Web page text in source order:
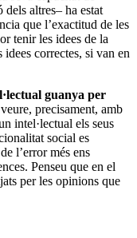
altres– ha estat
que l’exactitud de les
tenir les idees de la
correctes, si van en
guanya per
precisament, amb
intel·lectual els seus
social es
l’error més ens
Penseu que en el
per les opinions que